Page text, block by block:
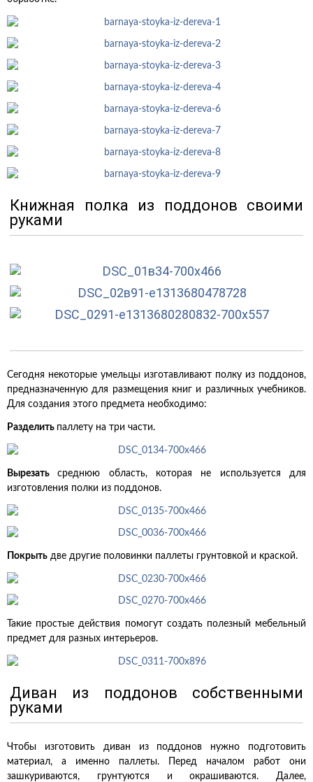
Книжная полка из поддонов своими
руками
Сегодня некоторые умельцы изготавливают полку из поддонов,
предназначенную для размещения книг и различных учебников.
Для создания этого предмета необходимо:
Разделить паллету на три части.
Вырезатьсреднюю область, которая не используется для
изготовления полки из поддонов.
Покрыть две другие половинки паллеты грунтовкой и краской.
Такие простые действия помогут создать полезный мебельный
предмет для разных интерьеров.
Диван из поддонов собственными
руками
Чтобы изготовить диван из поддонов нужно подготовить
материал, а именно паллеты. Перед началом работ они
зашкуриваются, грунтуются и окрашиваются. Далее,